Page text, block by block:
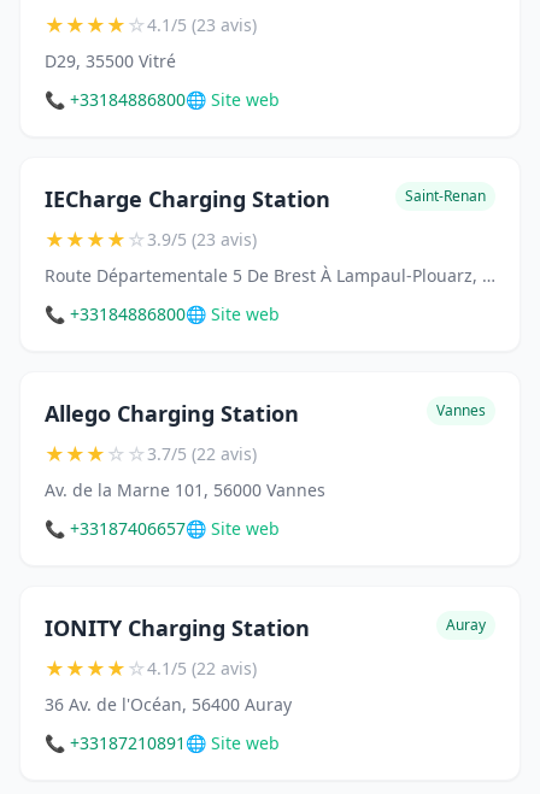
★★★★☆4.1/5 (23 avis)
D29, 35500 Vitré
📞 +33184886800🌐 Site web
IECharge Charging Station Saint-Renan
★★★★☆3.9/5 (23 avis)
Route Départementale 5 De Brest À Lampaul-Plouarz, 29290 Saint-Renan
📞 +33184886800🌐 Site web
Allego Charging Station Vannes
★★★☆☆3.7/5 (22 avis)
Av. de la Marne 101, 56000 Vannes
📞 +33187406657🌐 Site web
IONITY Charging Station Auray
★★★★☆4.1/5 (22 avis)
36 Av. de l'Océan, 56400 Auray
📞 +33187210891 🌐 Site web